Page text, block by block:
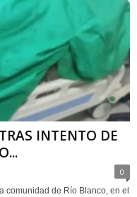
INTENTO DE
0
comunidad de Río Blanco, en el